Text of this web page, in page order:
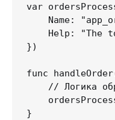
var
Name:
Help: "The
})
func
// Логика